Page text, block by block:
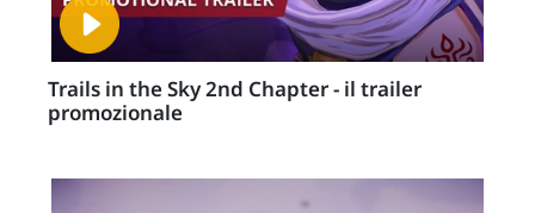
Trails in the Sky 2nd Chapter - il trailer
promozionale